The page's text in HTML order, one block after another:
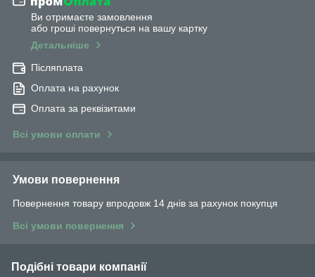
Ви отримаєте замовлення
або гроші повернуться на вашу картку
Детальніше
Післяплата
Оплата на рахунок
Оплата за реквізитами
Всі умови оплати
Умови повернення
Повернення товару впродовж 14 днів за рахунок покупця
Всі умови повернення
Подібні товари компанії